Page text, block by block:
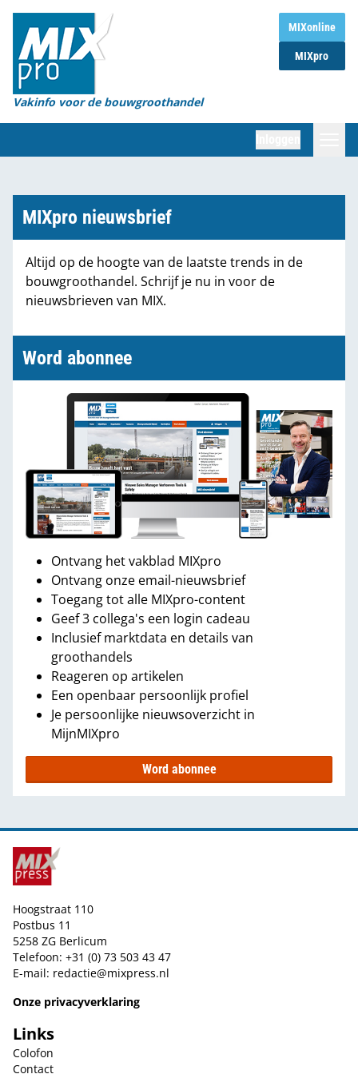
MIXonline
MIXpro
Vakinfo voor de bouwgroothandel
Home
Magazines
Organisaties
Marktcijfers
Partners
MIXpro nieuwsbrief
Altijd op de hoogte van de laatste trends in de
bouwgroothandel. Schrijf je nu in voor de
nieuwsbrieven van MIX.
Word abonnee
Ontvang het vakblad MIXpro
Ontvang onze email-nieuwsbrief
Toegang tot alle MIXpro-content
Geef 3 collega's een login cadeau
Inclusief marktdata en details van
groothandels
Reageren op artikelen
Een openbaar persoonlijk profiel
Je persoonlijke nieuwsoverzicht in
MijnMIXpro
Word abonnee
Hoogstraat 110
Postbus 11
5258 ZG Berlicum
Telefoon: +31 (0) 73 503 43 47
E-mail: redactie@mixpress.nl
Onze privacyverklaring
Links
Colofon
Contact